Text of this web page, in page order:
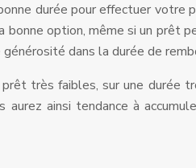
durée pour effectuer votre
option, même si un prêt
dans la durée de
très faibles, sur une durée
aurez ainsi tendance à